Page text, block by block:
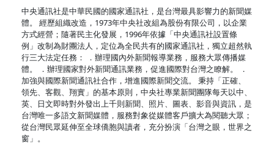
中央通訊社是中華民國的國家通訊社，是台灣最具影響力的新聞媒
體。 經歷組織改造，1973年中央社改組為股份有限公司，以企業
方式經營；隨著民主化發展，1996年依據「中央通訊社設置條
例」改制為財團法人，定位為全民共有的國家通訊社，獨立超然執
行三大法定任務： ．辦理國內外新聞報導業務，服務大眾傳播媒
體。 ．辦理國家對外新聞通訊業務，促進國際對台灣之瞭解。 ．
加強與國際新聞通訊社合作，增進國際新聞交流。 秉持「正確、
領先、客觀、翔實」的基本原則，中央社專業新聞團隊每天以中、
英、日文即時對外發出上千則新聞、照片、圖表、影音與資訊，是
台灣唯一多語文新聞媒體，服務對象從媒體客戶擴大為閱聽大眾；
從台灣民眾延伸至全球僑胞與讀者，充分扮演「台灣之眼，世界之
窗」。